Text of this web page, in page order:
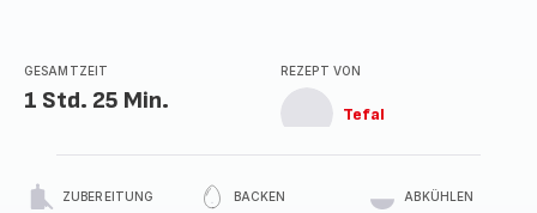
GESAMTZEIT
1 Std. 25 Min.
REZEPT VON
Tefal
ZUBEREITUNG BACKEN ABKÜHLEN